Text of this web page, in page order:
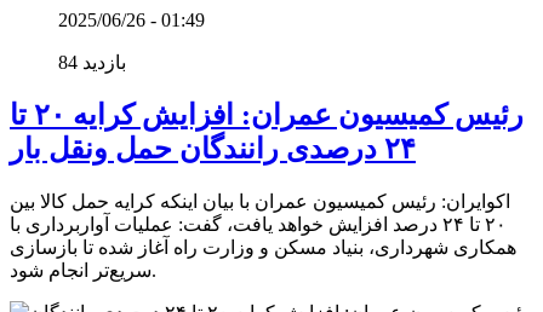
2025/06/26 - 01:49
84 بازدید
رئیس کمیسیون عمران: افزایش کرایه ۲۰ تا
۲۴ درصدی رانندگان حمل ونقل بار
اکوایران: رئیس کمیسیون عمران با بیان اینکه کرایه حمل کالا بین
۲۰ تا ۲۴ درصد افزایش خواهد یافت، گفت: عملیات آواربرداری با
همکاری شهرداری، بنیاد مسکن و وزارت راه آغاز شده تا بازسازی
سریع‌تر انجام شود.